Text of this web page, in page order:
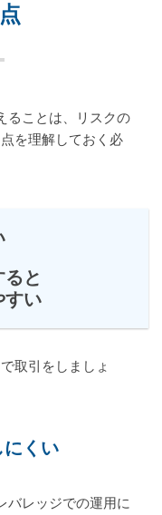
ることは、リスクの
を理解しておく必
と
すい
取引をしましょ
くい
バレッジでの運用に